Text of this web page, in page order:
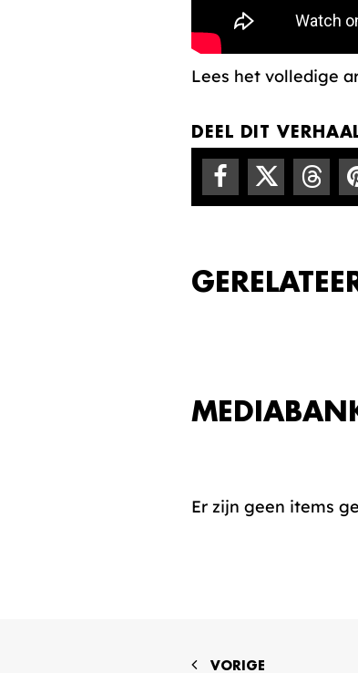
Lees het volledige
DEEL DIT
Er zijn geen items
VORIGE